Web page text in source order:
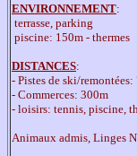
ENVIRONNEMENT:
terrasse, parking
piscine: 150m - thermes
DISTANCES:
- Pistes de ski/remontées:
- Commerces: 300m
- loisirs: tennis, piscine,
Animaux admis, Linges